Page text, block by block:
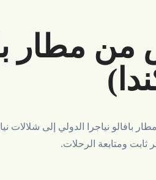
مطار
بافالو نياجرا الدولي إلى شلالات
ومتابعة الرحلات.